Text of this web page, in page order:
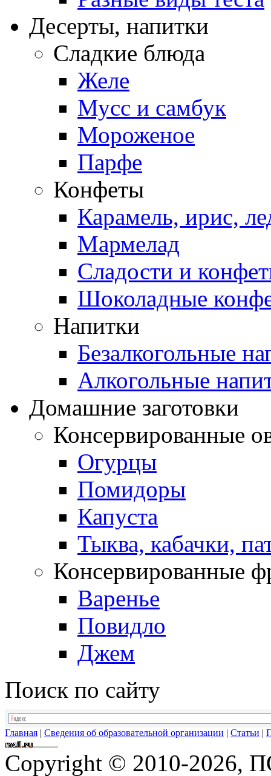
Десерты, напитки
Сладкие блюда
Желе
Мусс и самбук
Мороженое
Парфе
Конфеты
Карамель, ирис,
Мармелад
Сладости и
Шоколадные
Напитки
Безалкогольные
Алкогольные
Домашние заготовки
Консервированные
Огурцы
Помидоры
Капуста
Тыква, кабачки,
Консервированные
Варенье
Повидло
Джем
Поиск по сайту
Главная | Сведения об образовательной организации | Статьи |
Copyright © 2010-2026,